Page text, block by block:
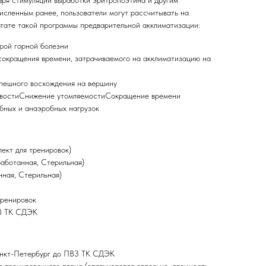
ранее, пользователи могут рассчитывать на
такой программы предварительной акклиматизации:
горной болезни
времени, затрачиваемого на акклиматизацию на
восхождения на вершину
утомляемостиСокращение времени
и анаэробных нагрузок
для тренировок)
Стерильная)
Стерильная)
ТК СДЭК
Петербург до ПВЗ ТК СДЭК